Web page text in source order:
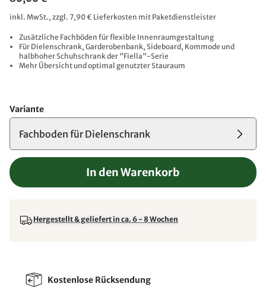
inkl. MwSt., zzgl. 7,90 € Lieferkosten mit Paketdienstleister
Zusätzliche Fachböden für flexible Innenraumgestaltung
Für Dielenschrank, Garderobenbank, Sideboard, Kommode und
halbhoher Schuhschrank der "Fiella"-Serie
Mehr Übersicht und optimal genutzter Stauraum
Variante
Fachboden für Dielenschrank
In den Warenkorb
Hergestellt & geliefert in ca. 6 - 8 Wochen
Kostenlose Rücksendung